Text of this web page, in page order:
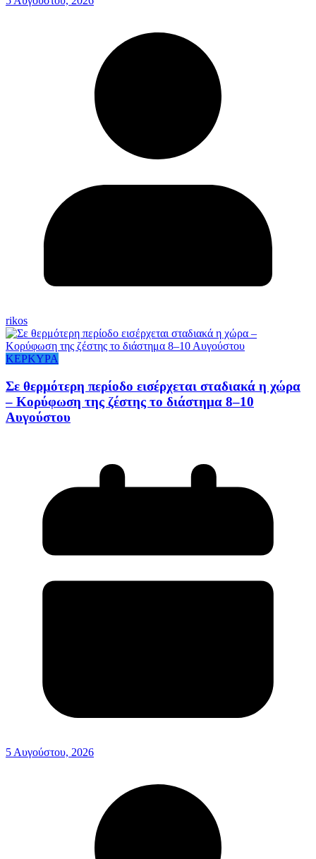
rikos
ΚΕΡΚΥΡΑ
Σε θερμότερη περίοδο εισέρχεται σταδιακά η χώρα
– Κορύφωση της ζέστης το διάστημα 8–10
Αυγούστου
5 Αυγούστου, 2026